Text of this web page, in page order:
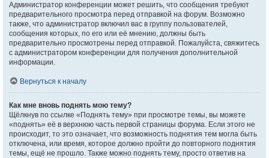
Администратор конференции может решить, что сообщения требуют
предварительного просмотра перед отправкой на форум. Возможно
также, что администратор включил вас в группу пользователей,
сообщения которых, по его или её мнению, должны быть
предварительно просмотрены перед отправкой. Пожалуйста, свяжитесь
с администратором конференции для получения дополнительной
информации.
Вернуться к началу
Как мне вновь поднять мою тему?
Щёлкнув по ссылке «Поднять тему» при просмотре темы, вы можете
«поднять» её в верхнюю часть первой страницы форума. Если этого не
происходит, то это означает, что возможность поднятия тем могла быть
отключена, или время, которое должно пройти до повторного поднятия
темы, ещё не прошло. Также можно поднять тему, просто ответив на